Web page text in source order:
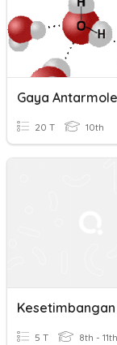
Gaya
20 T 10th
5 T 8th - 11th